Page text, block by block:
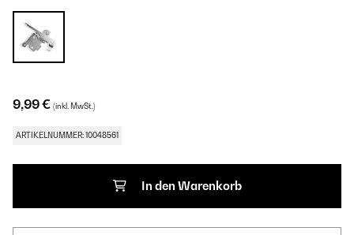
9,99 € (inkl. MwSt.)
ARTIKELNUMMER: 10048561
In den Warenkorb